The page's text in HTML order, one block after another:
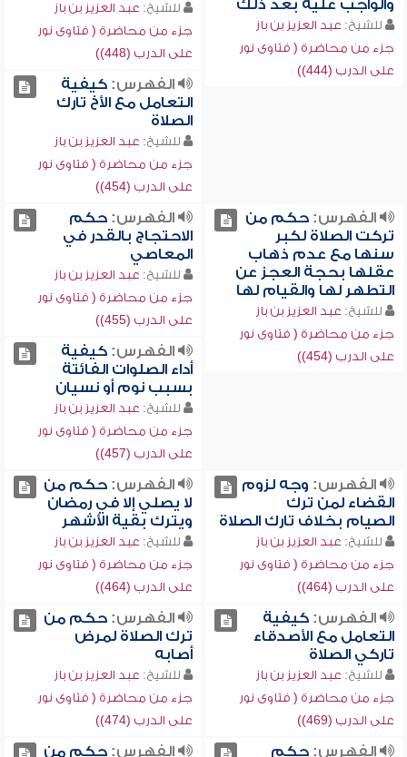
والواجب عليه بعد ذلك
للشيخ: عبد العزيز بن باز
جزء من محاضرة ( فتاوى نور
على الدرب (444))
للشيخ: عبد العزيز بن باز
جزء من محاضرة ( فتاوى نور
على الدرب (448))
الفهرس:كيفية
التعامل مع الأخ تارك
الصلاة
للشيخ: عبد العزيز بن باز
جزء من محاضرة ( فتاوى نور
على الدرب (454))
الفهرس:حكم من
تركت الصلاة لكبر
سنها مع عدم ذهاب
عقلها بحجة العجز عن
التطهر لها والقيام لها
للشيخ: عبد العزيز بن باز
جزء من محاضرة ( فتاوى نور
على الدرب (454))
الفهرس:حكم
الاحتجاج بالقدر في
المعاصي
للشيخ: عبد العزيز بن باز
جزء من محاضرة ( فتاوى نور
على الدرب (455))
الفهرس:كيفية
أداء الصلوات الفائتة
بسبب نوم أو نسيان
للشيخ: عبد العزيز بن باز
جزء من محاضرة ( فتاوى نور
على الدرب (457))
الفهرس: وجه لزوم
القضاء لمن ترك
الصيام بخلاف تارك الصلاة
للشيخ: عبد العزيز بن باز
جزء من محاضرة ( فتاوى نور
على الدرب (464))
الفهرس:حكم من
لا يصلي إلا في رمضان
ويترك بقية الأشهر
للشيخ: عبد العزيز بن باز
جزء من محاضرة ( فتاوى نور
على الدرب (464))
الفهرس:كيفية
التعامل مع الأصدقاء
تاركي الصلاة
للشيخ: عبد العزيز بن باز
جزء من محاضرة ( فتاوى نور
على الدرب (469))
الفهرس:حكم من
ترك الصلاة لمرض
أصابه
للشيخ: عبد العزيز بن باز
جزء من محاضرة ( فتاوى نور
على الدرب (474))
الفهرس:حكم
الفهرس:حكم من